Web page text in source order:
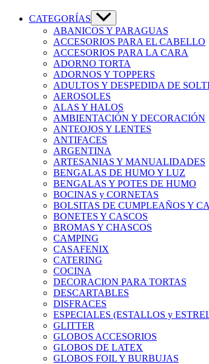
CATEGORÍAS
ABANICOS Y PARAGUAS
ACCESORIOS PARA EL CABELLO
ACCESORIOS PARA LA CARA
ADORNO TORTA
ADORNOS Y TOPPERS
ADULTOS Y DESPEDIDA DE
AEROSOLES
ALAS Y HALOS
AMBIENTACIÓN Y DECORACIÓN
ANTEOJOS Y LENTES
ANTIFACES
ARGENTINA
ARTESANIAS Y MANUALIDADES
BENGALAS DE HUMO Y LUZ
BENGALAS Y POTES DE HUMO
BOCINAS y CORNETAS
BOLSITAS DE CUMPLEAÑOS Y
BONETES Y CASCOS
BROMAS Y CHASCOS
CAMPING
CASAFENIX
CATERING
COCINA
DECORACION PARA TORTAS
DESCARTABLES
DISFRACES
ESPECIALES (ESTALLOS y
GLITTER
GLOBOS ACCESORIOS
GLOBOS DE LATEX
GLOBOS FOIL Y BURBUJAS